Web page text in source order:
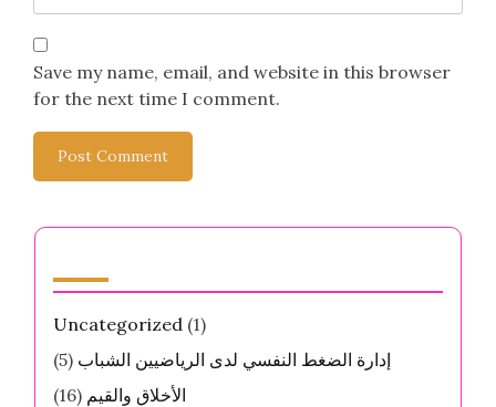
Save my name, email, and website in this browser
for the next time I comment.
Uncategorized (1)
إدارة الضغط النفسي لدى الرياضيين الشباب (5)
الأخلاق والقيم (16)